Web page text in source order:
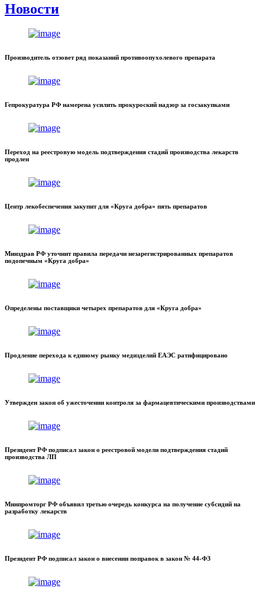
Новости
Производитель отзовет ряд показаний противоопухолевого препарата
Гепрокуратура РФ намерена усилить прокуроский надзор за госзакупками
Переход на реестровую модель подтверждения стадий производства лекарств
продлен
Центр лекобеспечения закупит для «Круга добра» пять препаратов
Минздрав РФ уточнит правила передачи незарегистрированных препаратов
подопечным «Круга добра»
Определены поставщики четырех препаратов для «Круга добра»
Продление перехода к единому рынку медизделий ЕАЭС ратифицировано
Утвержден закон об ужесточении контроля за фармацевтическими производствами
Президент РФ подписал закон о реестровой модели подтверждения стадий
производства ЛП
Минпромторг РФ объявил третью очередь конкурса на получение субсидий на
разработку лекарств
Президент РФ подписал закон о внесении поправок в закон № 44-ФЗ